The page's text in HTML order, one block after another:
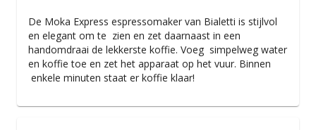
De Moka Express espressomaker van Bialetti is stijlvol
en elegant om te zien en zet daarnaast in een
handomdraai de lekkerste koffie. Voeg simpelweg water
en koffie toe en zet het apparaat op het vuur. Binnen
enkele minuten staat er koffie klaar!